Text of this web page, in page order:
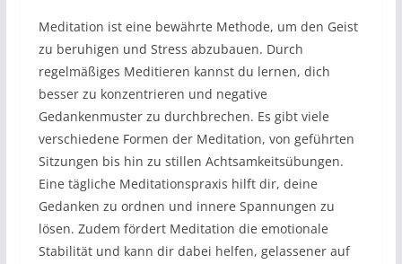
Meditation ist eine bewährte Methode, um den Geist
zu beruhigen und Stress abzubauen. Durch
regelmäßiges Meditieren kannst du lernen, dich
besser zu konzentrieren und negative
Gedankenmuster zu durchbrechen. Es gibt viele
verschiedene Formen der Meditation, von geführten
Sitzungen bis hin zu stillen Achtsamkeitsübungen.
Eine tägliche Meditationspraxis hilft dir, deine
Gedanken zu ordnen und innere Spannungen zu
lösen. Zudem fördert Meditation die emotionale
Stabilität und kann dir dabei helfen, gelassener auf